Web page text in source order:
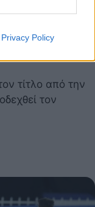
Privacy Policy
τίτλο από την
τον